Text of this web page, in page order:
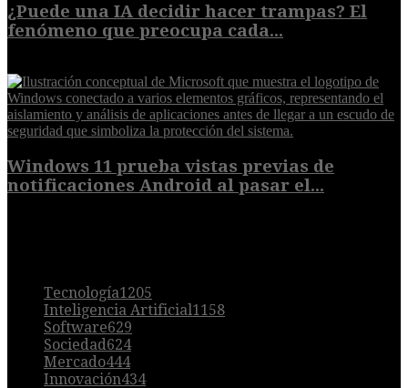
¿Puede una IA decidir hacer trampas? El
fenómeno que preocupa cada...
Windows 11 prueba vistas previas de
notificaciones Android al pasar el...
Tecnología1205
Inteligencia Artificial1158
Software629
Sociedad624
Mercado444
Innovación434